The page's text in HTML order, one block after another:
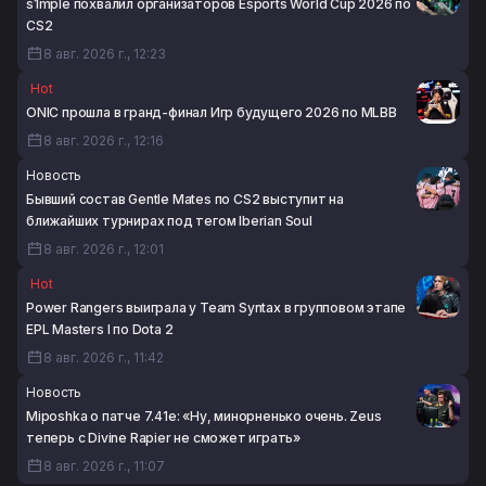
CS2
8 авг. 2026 г., 07:22
s1mple похвалил организаторов Esports World Cup 2026 по
CS2
8 авг. 2026 г., 12:23
Hot
ONIC прошла в гранд-финал Игр будущего 2026 по MLBB
8 авг. 2026 г., 12:16
Новость
Бывший состав Gentle Mates по CS2 выступит на
ближайших турнирах под тегом Iberian Soul
8 авг. 2026 г., 12:01
Hot
Power Rangers выиграла у Team Syntax в групповом этапе
EPL Masters I по Dota 2
8 авг. 2026 г., 11:42
Новость
Miposhka о патче 7.41e: «Ну, минорненько очень. Zeus
теперь с Divine Rapier не сможет играть»
8 авг. 2026 г., 11:07